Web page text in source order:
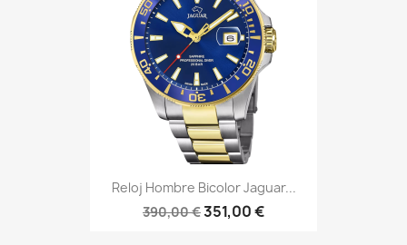
Reloj Hombre Bicolor Jaguar...
390,00 €351,00 €